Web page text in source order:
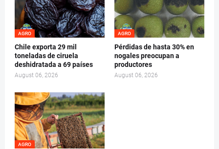
AGRO
Chile exporta 29 mil
toneladas de ciruela
deshidratada a 69 países
August 06, 2026
AGRO
Pérdidas de hasta 30% en
nogales preocupan a
productores
August 06, 2026
AGRO